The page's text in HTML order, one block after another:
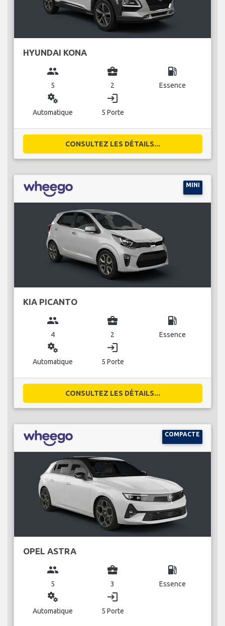
HYUNDAI KONA
group
5
business_center
2
local_gas_station
Essence
miscellaneous_services
Automatique
login
5 Porte
CONSULTEZ LES DÉTAILS...
MINI
KIA PICANTO
group
4
business_center
2
local_gas_station
Essence
miscellaneous_services
Automatique
login
5 Porte
CONSULTEZ LES DÉTAILS...
COMPACTE
OPEL ASTRA
group
5
business_center
3
local_gas_station
Essence
miscellaneous_services
Automatique
login
5 Porte